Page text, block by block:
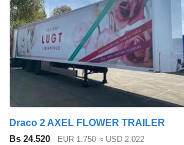
Draco 2 AXEL FLOWER TRAILER
Bs 24.520
EUR 1.750 ≈ USD 2.022